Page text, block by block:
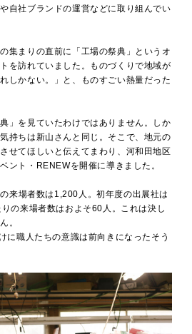
自社ブランドの運営などに取り組んでい
集まりの直前に「工場の祭典」というオ
を訪れていました。ものづくりで地域が
しかない。」と、ものすごい熱量だった
」を見ていたわけではありません。しか
持ちは新山さんと同じ。そこで、地元の
せてほしいと伝えてまわり、河和田地区
ント・RENEWを開催に導きました。
来場者数は1,200人。初年度の出展社は
の来場者数はおよそ60人。これは決し
。
に職人たちの意識は前向きになったそう